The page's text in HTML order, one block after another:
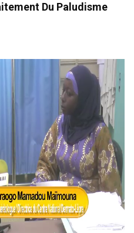
Du Paludisme